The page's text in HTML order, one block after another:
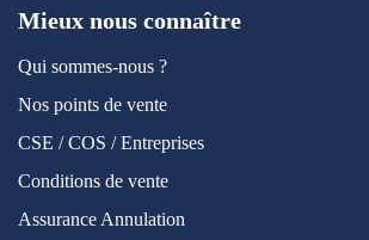
Mieux nous connaître
Qui sommes-nous ?
Nos points de vente
CSE / COS / Entreprises
Conditions de vente
Assurance Annulation